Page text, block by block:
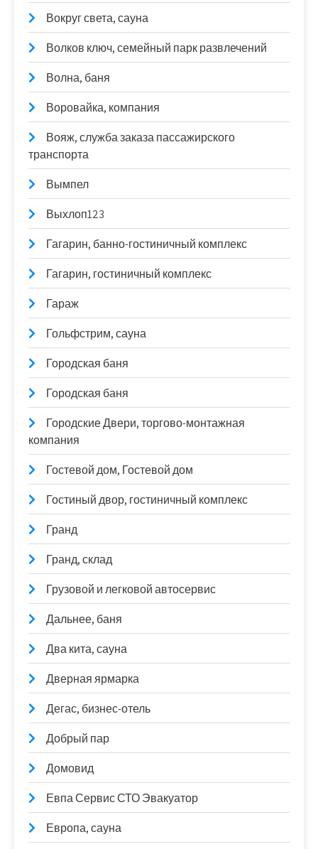
Вокруг света, сауна
Волков ключ, семейный парк развлечений
Волна, баня
Воровайка, компания
Вояж, служба заказа пассажирского
транспорта
Вымпел
Выхлоп123
Гагарин, банно-гостиничный комплекс
Гагарин, гостиничный комплекс
Гараж
Гольфстрим, сауна
Городская баня
Городская баня
Городские Двери, торгово-монтажная
компания
Гостевой дом, Гостевой дом
Гостиный двор, гостиничный комплекс
Гранд
Гранд, склад
Грузовой и легковой автосервис
Дальнее, баня
Два кита, сауна
Дверная ярмарка
Дегас, бизнес-отель
Добрый пар
Домовид
Евпа Сервис СТО Эвакуатор
Европа, сауна